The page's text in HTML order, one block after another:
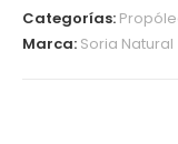
Categorías:
Marca: Soria Natural